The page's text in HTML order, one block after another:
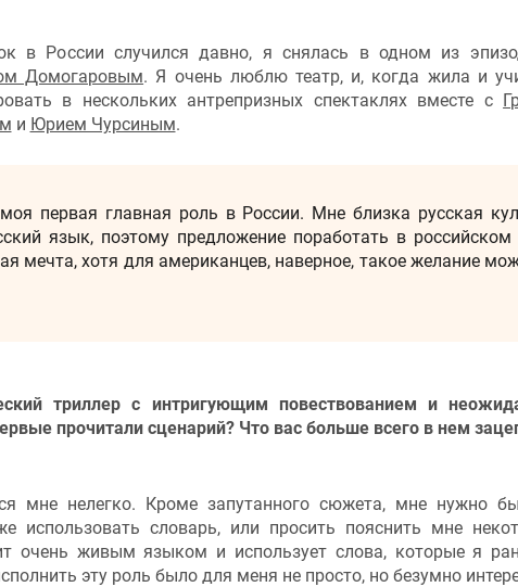
в России случился давно, я снялась в одном из
Домогаровым. Я очень люблю театр, и, когда жила и
в нескольких антрепризных спектаклях вместе с
и Юрием Чурсиным.
первая главная роль в России. Мне близка русская
язык, поэтому предложение поработать в
мечта, хотя для американцев, наверное, такое желание
триллер с интригующим повествованием и
прочитали сценарий? Что вас больше всего в нем
мне нелегко. Кроме запутанного сюжета, мне нужно
использовать словарь, или просить пояснить мне
очень живым языком и использует слова, которые я
эту роль было для меня не просто, но безумно